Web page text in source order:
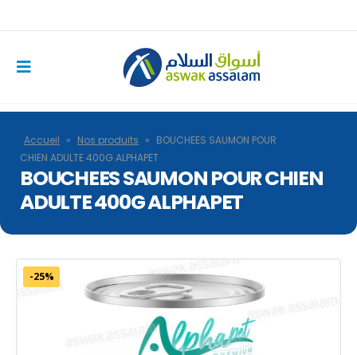
Accueil » Nos produits » BOUCHEES SAUMON POUR
CHIEN ADULTE 400G ALPHAPET
BOUCHEES SAUMON POUR CHIEN
ADULTE 400G ALPHAPET
-25%